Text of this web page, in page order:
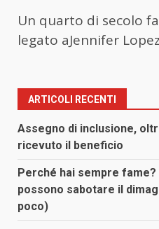
Un quarto di secolo
legato aJennifer
ARTICOLI RECENTI
Assegno di inclusione,
ricevuto il beneficio
Perché hai sempre
possono sabotare il
poco)